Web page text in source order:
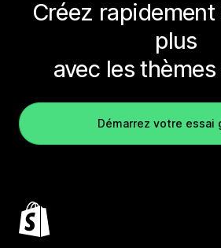
Créez
plus
avec les
Démarrez votre essai